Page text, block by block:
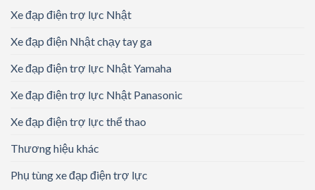
Xe đạp điện trợ lực Nhật
Xe đạp điện Nhật chạy tay ga
Xe đạp điện trợ lực Nhật Yamaha
Xe đạp điện trợ lực Nhật Panasonic
Xe đạp điện trợ lực thể thao
Thương hiệu khác
Phụ tùng xe đạp điện trợ lực